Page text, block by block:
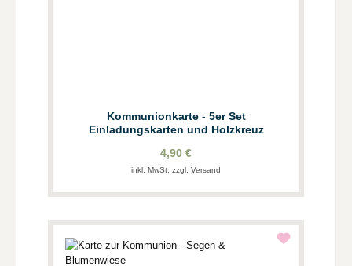
Kommunionkarte - 5er Set
Einladungskarten und Holzkreuz
4,90 €
inkl. MwSt. zzgl. Versand